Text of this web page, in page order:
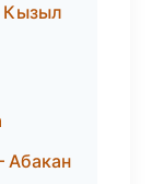
Кызыл
Абакан